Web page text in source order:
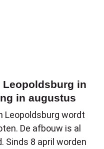
Leopoldsburg in
in augustus
Leopoldsburg wordt
De afbouw is al
Sinds 8 april worden